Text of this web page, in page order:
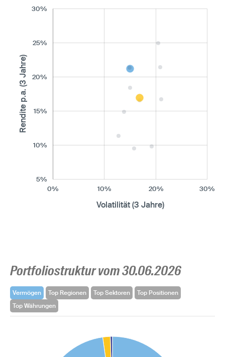
0% 10% 20% 30%
Volatilität (3 Jahre)
5%
10%
15%
20%
25%
30%
Rendite p.a. (3 Jahre)
Portfoliostruktur vom 30.06.2026
Vermögen Top Regionen Top Sektoren
Top Positionen
Top Währungen